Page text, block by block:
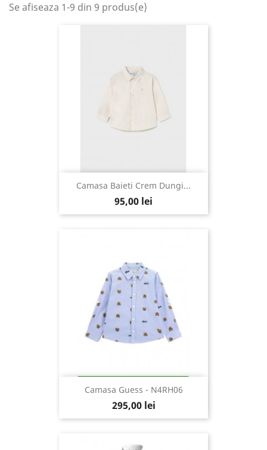
Se afiseaza 1-9 din 9 produs(e)
Camasa Baieti Crem Dungi...
95,00 lei
Camasa Guess - N4RH06
295,00 lei